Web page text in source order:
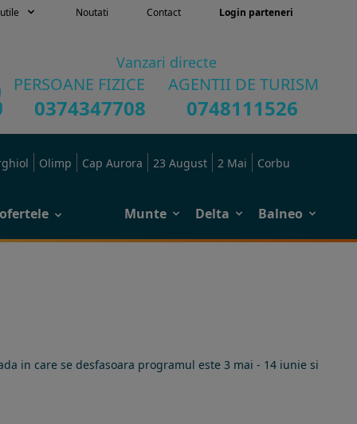
Noutati Contact Login parteneri
Vanzari directe
PERSOANE FIZICE AGENTII DE TURISM
0374347708 0748111526
Olimp Cap Aurora 23 August 2 Mai Corbu
Munte Delta Balneo
in care se desfasoara programul este 3 mai - 14 iunie si